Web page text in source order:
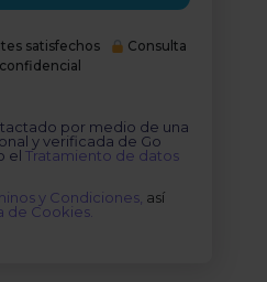
satisfechos
Consulta
por medio de una
y verificada de Go
el Tratamiento de datos
y Condiciones, así
de Cookies.